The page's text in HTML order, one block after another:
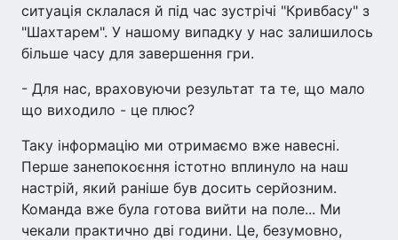
ситуація склалася й під час зустрічі "Кривбасу" з
"Шахтарем". У нашому випадку у нас залишилось
більше часу для завершення гри.
- Для нас, враховуючи результат та те, що мало
що виходило - це плюс?
Таку інформацію ми отримаємо вже навесні.
Перше занепокоєння істотно вплинуло на наш
настрій, який раніше був досить серйозним.
Команда вже була готова вийти на поле... Ми
чекали практично дві години. Це, безумовно,